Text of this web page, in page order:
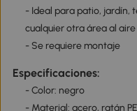
- Ideal para patio, jardín,
cualquier otra área al
- Se requiere montaje
Especificaciones:
- Color: negro
- Material: acero, ratán PE